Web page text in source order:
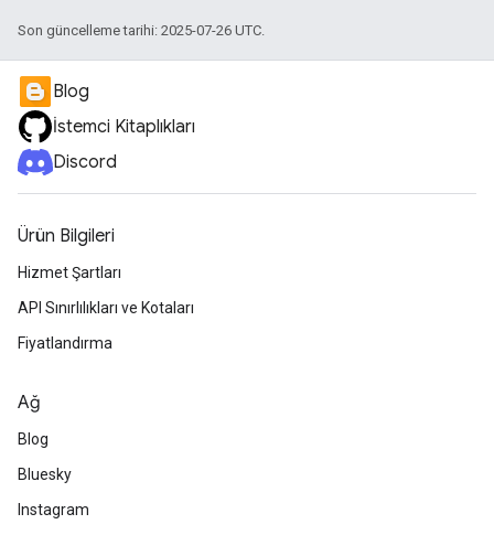
Son güncelleme tarihi: 2025-07-26 UTC.
Blog
İstemci Kitaplıkları
Discord
Ürün Bilgileri
Hizmet Şartları
API Sınırlılıkları ve Kotaları
Fiyatlandırma
Ağ
Blog
Bluesky
Instagram